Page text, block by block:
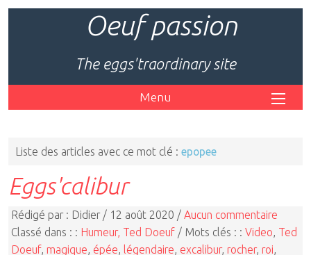
Oeuf passion
The eggs'traordinary site
Menu
Liste des articles avec ce mot clé : epopee
Eggs'calibur
Rédigé par : Didier / 12 août 2020 / Aucun commentaire
Classé dans : : Humeur, Ted Doeuf / Mots clés : : Video Ted
Doeuf, magique épée légendaire excalibur, rocher, roi